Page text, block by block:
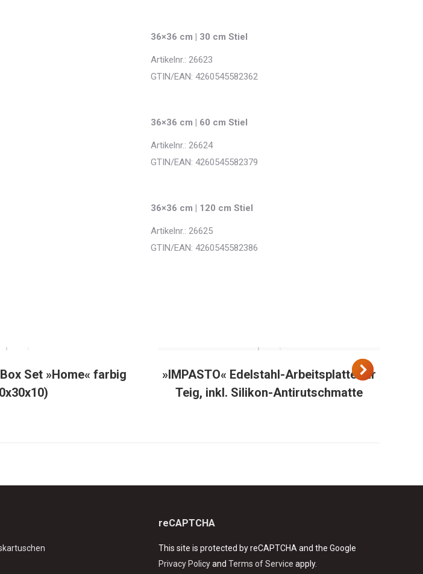
36×36 cm | 30 cm Stiel
Artikelnr.: 26623
GTIN/EAN: 4260545582362
36×36 cm | 60 cm Stiel
Artikelnr.: 26624
GTIN/EAN: 4260545582379
36×36 cm | 120 cm Stiel
Artikelnr.: 26625
GTIN/EAN: 4260545582386
Set »Home« farbig
»IMPASTO« Edelstahl-Arbeitsplatte für
Teig, inkl. Silikon-Antirutschmatte
reCAPTCHA
This site is protected by reCAPTCHA and the Google
Privacy PolicyandTerms of Service apply.